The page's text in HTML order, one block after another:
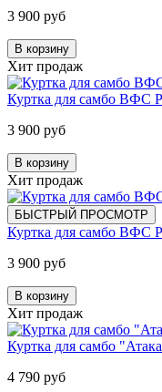
3 900 руб
В корзину
Хит продаж
Куртка для самбо ВФС
3 900 руб
В корзину
Хит продаж
БЫСТРЫЙ ПРОСМОТР
Куртка для самбо ВФС
3 900 руб
В корзину
Хит продаж
Куртка для самбо
4 790 руб